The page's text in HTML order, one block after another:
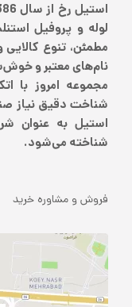
لوله و پروفیل
مطمئن، تنوع
نام‌های معتبر و
مجموعه امروز با
شناخت دقیق نیاز
استیل به عنوان
شناخته می‌شود.
فروش و مشاوره خرید